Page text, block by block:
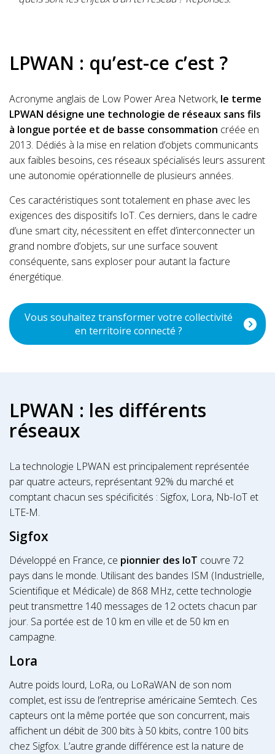
LPWAN : qu’est-ce c’est ?
Acronyme anglais de Low Power Area Network, le terme
LPWAN désigne une technologie de réseaux sans fils
à longue portée et de basse consommation créée en
2013. Dédiés à la mise en relation d’objets communicants
aux faibles besoins, ces réseaux spécialisés leurs assurent
une autonomie opérationnelle de plusieurs années.
Ces caractéristiques sont totalement en phase avec les
exigences des dispositifs IoT. Ces derniers, dans le cadre
d’une smart city, nécessitent en effet d’interconnecter un
grand nombre d’objets, sur une surface souvent
conséquente, sans exploser pour autant la facture
énergétique.
Vous souhaitez transformer votre collectivité
en territoire connecté ?
LPWAN : les différents
réseaux
La technologie LPWAN est principalement représentée
par quatre acteurs, représentant 92% du marché et
comptant chacun ses spécificités : Sigfox, Lora, Nb-IoT et
LTE-M.
Sigfox
Développé en France, ce pionnier des IoT couvre 72
pays dans le monde. Utilisant des bandes ISM (Industrielle,
Scientifique et Médicale) de 868 MHz, cette technologie
peut transmettre 140 messages de 12 octets chacun par
jour. Sa portée est de 10 km en ville et de 50 km en
campagne.
Lora
Autre poids lourd, LoRa, ou LoRaWAN de son nom
complet, est issu de l’entreprise américaine Semtech. Ces
capteurs ont la même portée que son concurrent, mais
affichent un débit de 300 bits à 50 kbits, contre 100 bits
chez Sigfox. L’autre grande différence est la nature de